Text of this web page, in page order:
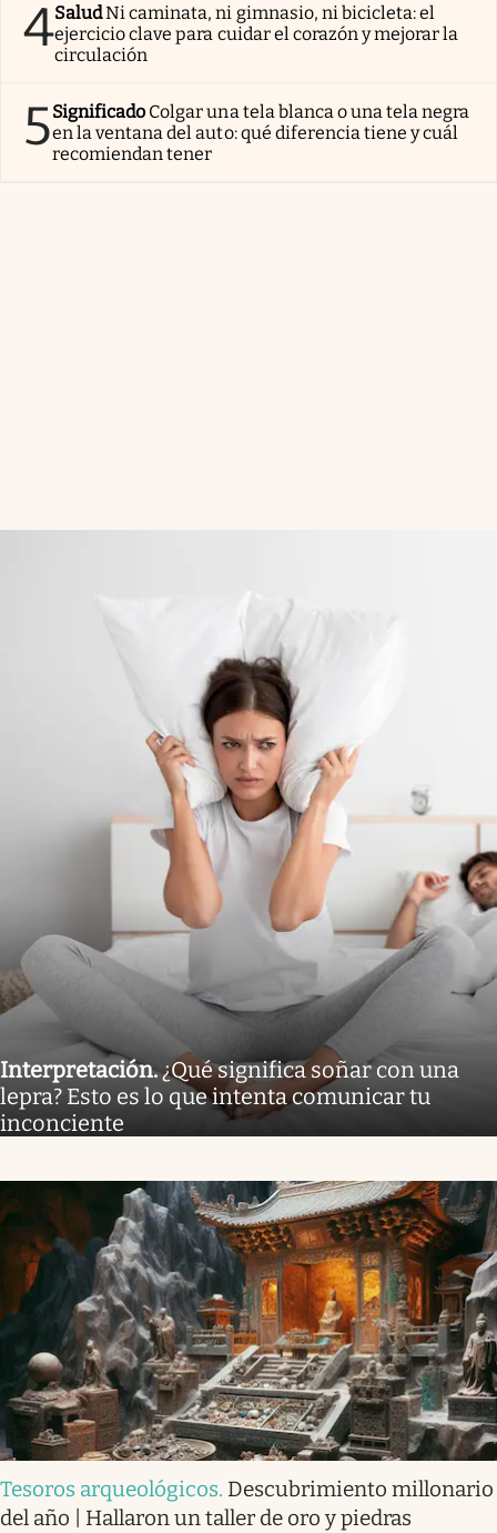
4SaludNi caminata, ni gimnasio, ni bicicleta: el
ejercicio clave para cuidar el corazón y mejorar la
circulación
5Significado Colgar una tela blanca o una tela negra
en la ventana del auto: qué diferencia tiene y cuál
recomiendan tener
Interpretación.¿Qué significa soñar con una
lepra? Esto es lo que intenta comunicar tu
inconciente
Tesoros arqueológicos. Descubrimiento millonario
del año | Hallaron un taller de oro y piedras